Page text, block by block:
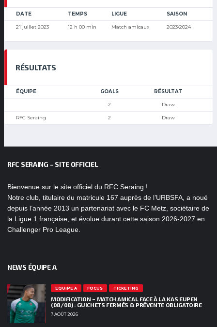
DATE TEMPS LIGUE SAISON
21 juillet 2023 12 h 00 min Match amicaux 2023/2024
RÉSULTATS
ÉQUIPE GOALS RÉSULTAT
2 Draw
RFC Seraing 2 Draw
RFC SERAING – SITE OFFICIEL
Bienvenue sur le site officiel du RFC Seraing !
Notre club, titulaire du matricule 167 auprès de l’URBSFA, a noué
depuis l’année 2013 un partenariat avec le FC Metz, sociétaire de
la Ligue 1 française, et évolue durant cette saison 2026-2027 en
Challenger Pro League.
NEWS ÉQUIPE A
EQUIPE A FOCUS TICKETING
MODIFICATION – MATCH AMICAL FACE À LA KAS EUPEN
(08/08) : GUICHETS FERMÉS & PRÉVENTE OBLIGATOIRE
7 AOÛT 2026